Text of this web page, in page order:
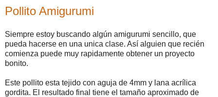
Pollito Amigurumi
Siempre estoy buscando algún amigurumi sencillo, que
pueda hacerse en una unica clase. Así alguien que recién
comienza puede muy rapidamente obtener un proyecto
bonito.
Este pollito esta tejido con aguja de 4mm y lana acrílica
gordita. El resultado final tiene el tamaño aproximado de